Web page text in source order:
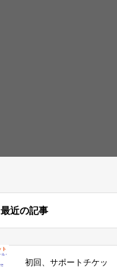
最近の記事
初回、サポートチケッ